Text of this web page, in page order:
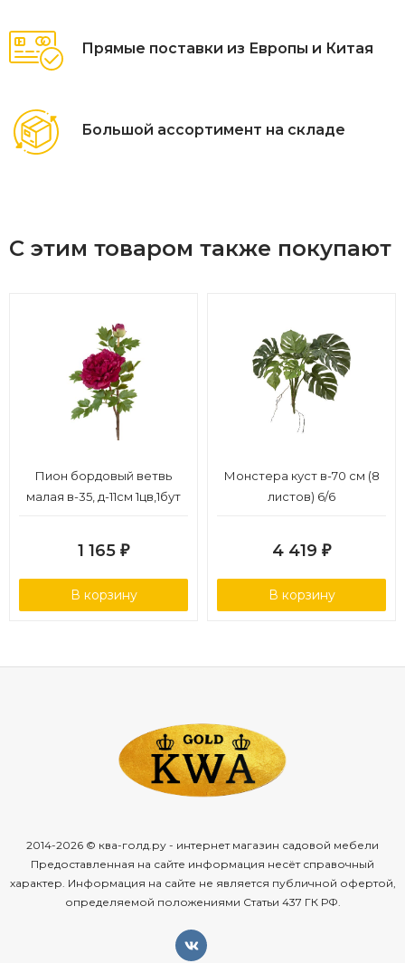
Прямые поставки из Европы и Китая
Большой ассортимент на складе
С этим товаром также покупают
Пион бордовый ветвь
малая в-35, д-11см 1цв,1бут
1 165 ₽
В корзину
Монстера куст в-70 см (8
листов) 6/6
4 419 ₽
В корзину
2014-2026 © ква-голд.ру - интернет магазин садовой мебели
Предоставленная на сайте информация несёт справочный
характер. Информация на сайте не является публичной офертой,
определяемой положениями Статьи 437 ГК РФ.